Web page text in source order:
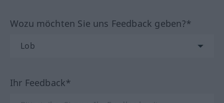
Wozu möchten Sie uns Feedback geben?*
Ihr Feedback*